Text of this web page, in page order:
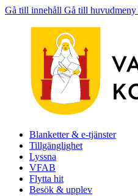
Gå till innehåll Gå till huvudmeny
Blanketter & e-tjänster
Tillgänglighet
Lyssna
VFAB
Flytta hit
Besök & upplev